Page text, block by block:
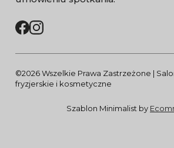
©2026 Wszelkie Prawa Zastrzeżone |
fryzjerskie i kosmetyczne
Szablon Minimalist by